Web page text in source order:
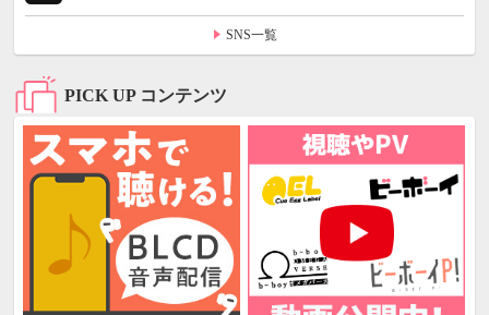
SNS一覧
PICK UP コンテンツ